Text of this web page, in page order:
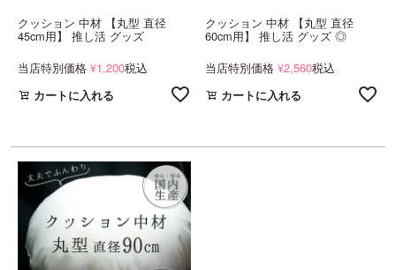
クッション 中材 【丸型 直径
45cm用】 推し活 グッズ
当店特別価格 ¥1,200税込
カートに入れる
クッション 中材 【丸型 直径
60cm用】 推し活 グッズ ◎
当店特別価格 ¥2,560税込
カートに入れる